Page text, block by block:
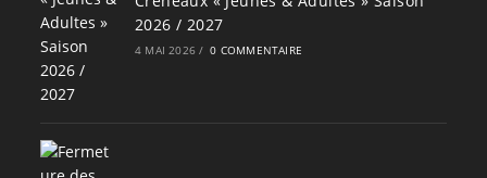
2026 / 2027
4 MAI 2026 / 0 COMMENTAIRE